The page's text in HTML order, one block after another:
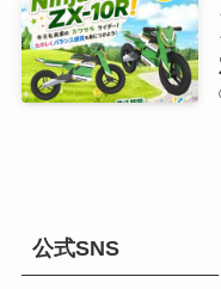
公式SNS